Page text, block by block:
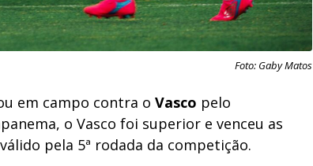
Foto: Gaby Matos
em campo contra oVasco pelo
o Vasco foi superior e venceu as
pela 5ª rodada da competição.